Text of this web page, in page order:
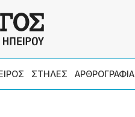
ΣΤΗΛΕΣ ΑΡΘΡΟΓΡΑΦΙΑ